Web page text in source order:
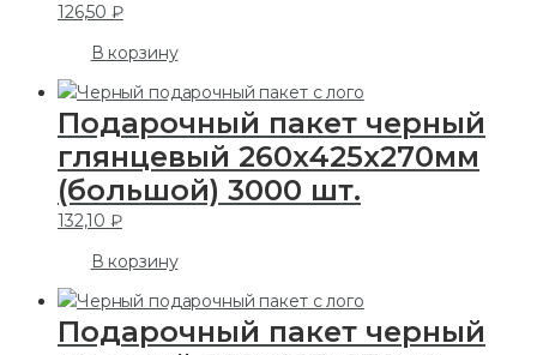
126,50₽
В корзину
Подарочный пакет черный
глянцевый 260х425х270мм
(большой) 3000 шт.
132,10₽
В корзину
Подарочный пакет черный